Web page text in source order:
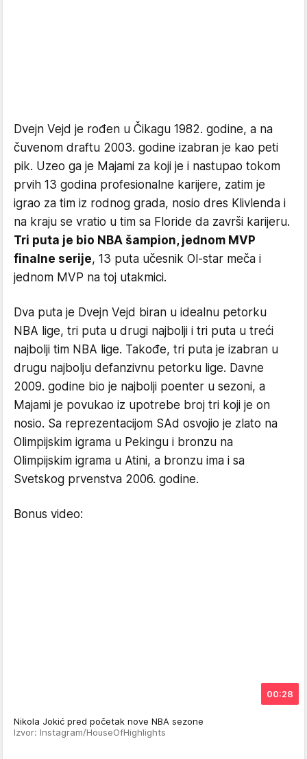
Dvejn Vejd je rođen u Čikagu 1982. godine, a na
čuvenom draftu 2003. godine izabran je kao peti
pik. Uzeo ga je Majami za koji je i nastupao tokom
prvih 13 godina profesionalne karijere, zatim je
igrao za tim iz rodnog grada, nosio dres Klivlenda i
na kraju se vratio u tim sa Floride da završi karijeru.
Tri puta je bio NBA šampion, jednom MVP
finalne serije, 13 puta učesnik Ol-star meča i
jednom MVP na toj utakmici.
Dva puta je Dvejn Vejd biran u idealnu petorku
NBA lige, tri puta u drugi najbolji i tri puta u treći
najbolji tim NBA lige. Takođe, tri puta je izabran u
drugu najbolju defanzivnu petorku lige. Davne
2009. godine bio je najbolji poenter u sezoni, a
Majami je povukao iz upotrebe broj tri koji je on
nosio. Sa reprezentacijom SAd osvojio je zlato na
Olimpijskim igrama u Pekingu i bronzu na
Olimpijskim igrama u Atini, a bronzu ima i sa
Svetskog prvenstva 2006. godine.
Bonus video:
00:28
Nikola Jokić pred početak nove NBA sezone
Izvor: Instagram/HouseOfHighlights